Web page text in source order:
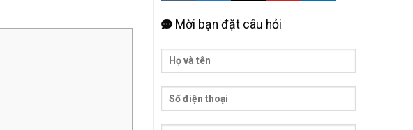
Mời bạn đặt câu hỏi